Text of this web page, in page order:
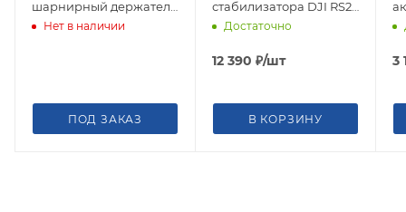
шарнирный держатель
для мониторов Magic
Нет в наличии
ПОД ЗАКАЗ
стабилизатора DJI RS2 /
RSC2 / RS / RS3Pro / RS4 /
Достаточно
12 390 ₽/шт
В КОРЗИНУ
9/
3